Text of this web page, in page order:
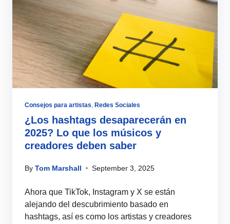
Consejos para artistas, Redes Sociales
¿Los hashtags desaparecerán en
2025? Lo que los músicos y
creadores deben saber
By Tom Marshall September 3, 2025
Ahora que TikTok, Instagram y X se están
alejando del descubrimiento basado en
hashtags, así es como los artistas y creadores